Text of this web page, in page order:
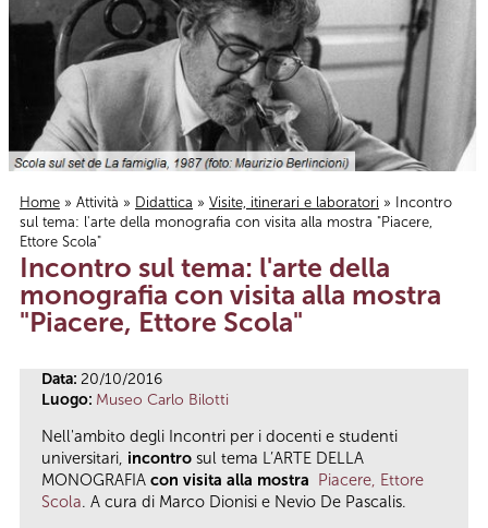
Tu sei qui
Home » Attività » Didattica » Visite, itinerari e laboratori » Incontro
sul tema: l'arte della monografia con visita alla mostra "Piacere,
Ettore Scola"
Incontro sul tema: l'arte della
monografia con visita alla mostra
"Piacere, Ettore Scola"
Data: 20/10/2016
Luogo: Museo Carlo Bilotti
Nell'ambito degli Incontri per i docenti e studenti
universitari, incontro sul tema L’ARTE DELLA
MONOGRAFIA con visita alla mostra Piacere, Ettore
Scola. A cura di Marco Dionisi e Nevio De Pascalis.